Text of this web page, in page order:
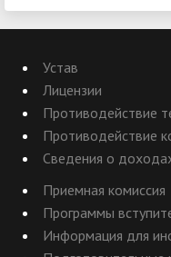
Устав
Лицензии
Противодействие
Противодействие
Сведения о
Приемная комиссия
Программы
Информация для